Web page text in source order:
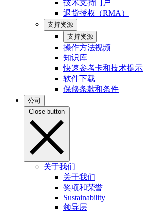
技术支持门户
退货授权（RMA）
支持资源
支持资源
操作方法视频
知识库
快速参考卡和技术提示
软件下载
保修条款和条件
公司
Close button
关于我们
关于我们
奖项和荣誉
Sustainability
领导层